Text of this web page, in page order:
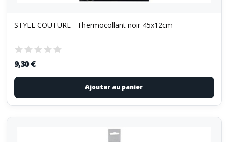
STYLE COUTURE - Thermocollant noir 45x12cm
9,30 €
Ajouter au panier